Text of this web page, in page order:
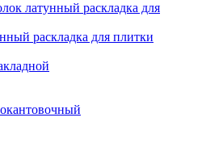
латунный раскладка для
раскладка для плитки